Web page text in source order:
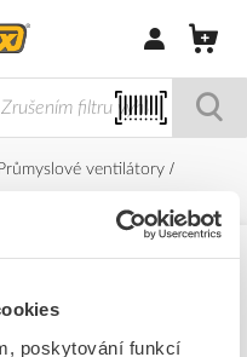
poskytování funkcí
Přihlásit/
Průmyslové ventilátory